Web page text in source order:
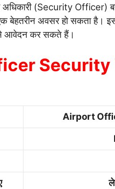
(Security Officer)
बेहतरीन अवसर हो सकता है। इस
आवेदन कर सकते हैं।
Security
Airport